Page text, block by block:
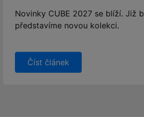
Novinky CUBE 2027 se blíží. Již
představíme novou kolekci.
Číst článek